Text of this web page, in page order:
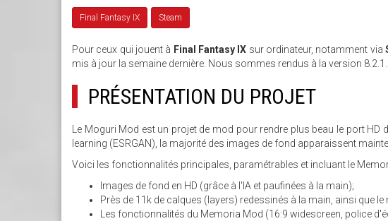
Final Fantasy IX Steam
Pour ceux qui jouent à Final Fantasy IX sur ordinateur, notamment via
mis à jour la semaine dernière. Nous sommes rendus à la version
PRÉSENTATION DU PROJET
Le Moguri Mod est un projet de mod pour rendre plus beau le port HD
learning (ESRGAN), la majorité des images de fond apparaissent
Voici les fonctionnalités principales, paramétrables et incluant le
Images de fond en HD (grâce à l'IA et paufinées à la main);
Près de 11k de calques (layers) redessinés à la main, ainsi que
Les fonctionnalités du Memoria Mod (16:9 widescreen, police